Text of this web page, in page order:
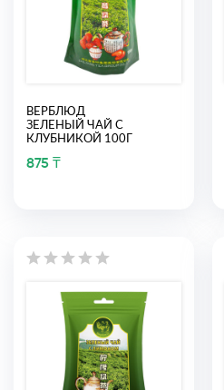
ВЕРБЛЮД
ЗЕЛЕНЫЙ ЧАЙ С
КЛУБНИКОЙ 100Г
875 ₸